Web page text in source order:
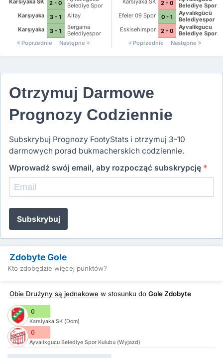
Karsiyaka SK 2 - 0
Belediye Spor
Karşıyaka 3 - 1
Altay
Karşıyaka
3 - 1
Bergama
Belediyespor
Poprzednie
Następne
Karsiyaka SK 2 - 0
Belediye Spor
Kulubu
Efeler 09 Spor 0 - 1
Ayvalıkgücü
Belediyespor
Eskisehirspor
2 - 0
Ayvalikgucu
Belediye Spor
Kulubu
Poprzednie Następne
Otrzymuj Darmowe
Prognozy Codziennie
Subskrybuj Prognozy FootyStats i otrzymuj 3-10
darmowych porad bukmacherskich codziennie.
Wprowadź swój email, aby rozpocząć subskrypcję *
Subskrybuj
Zdobyte Gole
Kto zdobędzie więcej punktów?
Obie Drużyny są jednakowe w stosunku do Gole Zdobyte
0
Karsiyaka SK (Dom)
0
Ayvalikgucu Belediye Spor Kulubu (Wyjazd)